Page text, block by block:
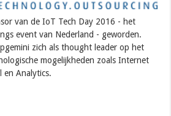
van de IoT Tech Day 2016 - het
event van Nederland - geworden.
zich als thought leader op het
mogelijkheden zoals Internet
en Analytics.